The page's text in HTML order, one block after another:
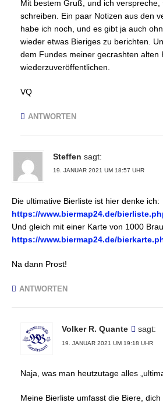
Mit bestem Gruß, und ich verspreche,
schreiben. Ein paar Notizen aus den
habe ich noch, und es gibt ja auch
wieder etwas Bieriges zu berichten.
dem Fundes meiner gecrashten alten
wiederzuveröffentlichen.
VQ
ANTWORTEN
Steffen sagt:
19. JANUAR 2021 UM 18:57 UHR
Die ultimative Bierliste ist hier denke ich:
https://www.biermap24.de/
Und gleich mit einer Karte von 1000
https://www.biermap24.de/
Na dann Prost!
ANTWORTEN
Volker R. Quante sagt:
19. JANUAR 2021 UM 19:18 UHR
Naja, was man heutzutage alles
Meine Bierliste umfasst die Biere, dich